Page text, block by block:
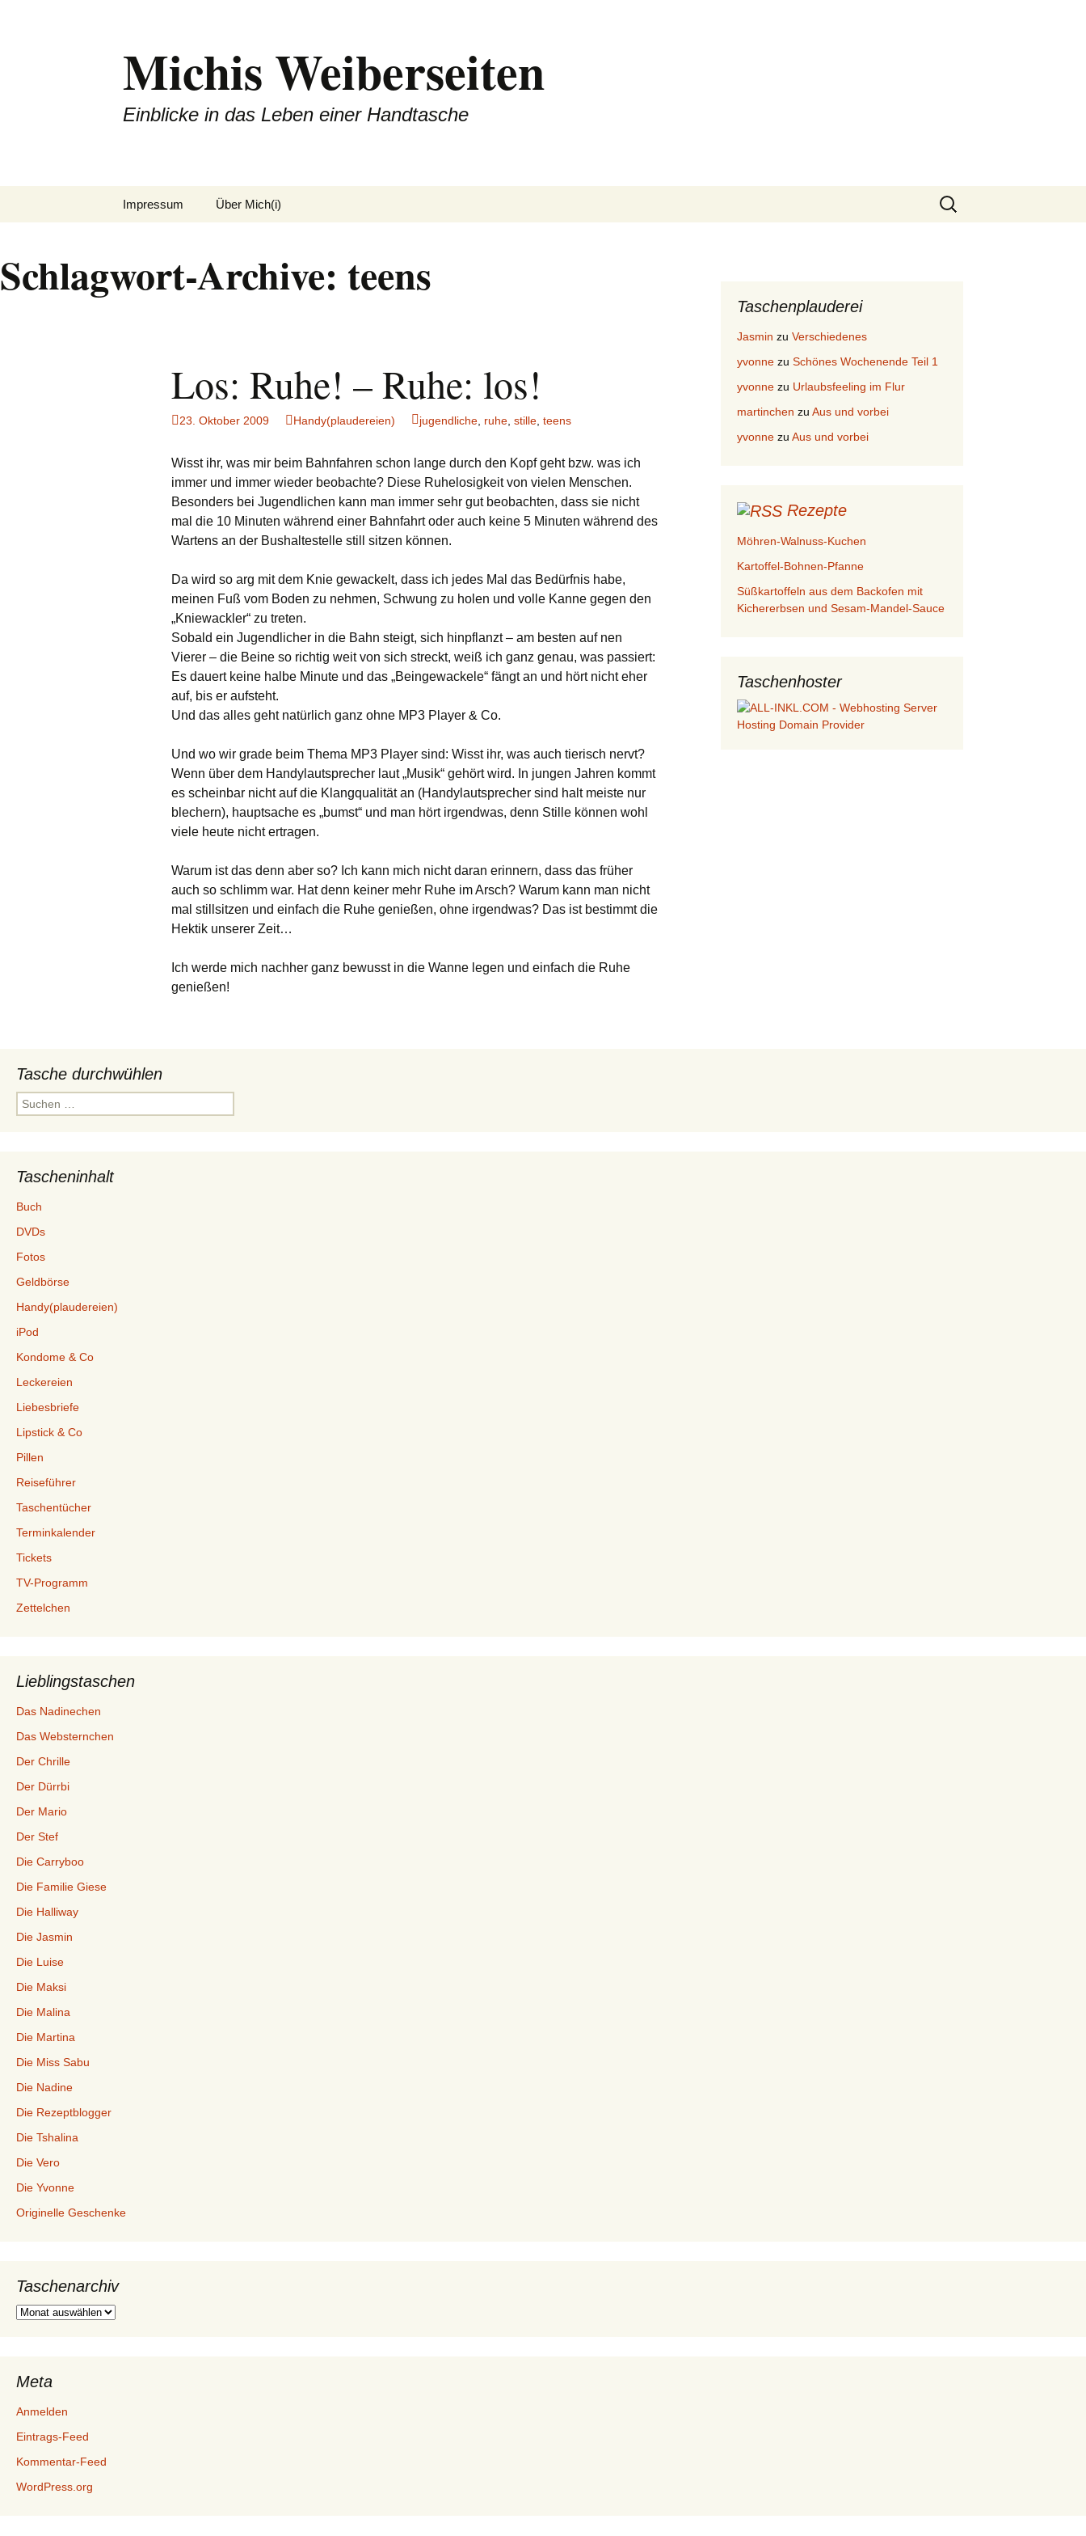
Michis Weiberseiten
Einblicke in das Leben einer Handtasche
Impressum Über Mich(i)
Suchen
nach:
Schlagwort-Archive: teens
Los: Ruhe! – Ruhe: los!
23. Oktober 2009 Handy(plaudereien) jugendliche ruhe stille teens
Wisst ihr, was mir beim Bahnfahren schon lange durch den Kopf geht bzw. was ich
immer und immer wieder beobachte? Diese Ruhelosigkeit von vielen Menschen.
Besonders bei Jugendlichen kann man immer sehr gut beobachten, dass sie nicht
mal die 10 Minuten während einer Bahnfahrt oder auch keine 5 Minuten während des
Wartens an der Bushaltestelle still sitzen können.
Da wird so arg mit dem Knie gewackelt, dass ich jedes Mal das Bedürfnis habe,
meinen Fuß vom Boden zu nehmen, Schwung zu holen und volle Kanne gegen den
„Kniewackler“ zu treten.
Sobald ein Jugendlicher in die Bahn steigt, sich hinpflanzt – am besten auf nen
Vierer – die Beine so richtig weit von sich streckt, weiß ich ganz genau, was passiert:
Es dauert keine halbe Minute und das „Beingewackele“ fängt an und hört nicht eher
auf, bis er aufsteht.
Und das alles geht natürlich ganz ohne MP3 Player & Co.
Und wo wir grade beim Thema MP3 Player sind: Wisst ihr, was auch tierisch nervt?
Wenn über dem Handylautsprecher laut „Musik“ gehört wird. In jungen Jahren kommt
es scheinbar nicht auf die Klangqualität an (Handylautsprecher sind halt meiste nur
blechern), hauptsache es „bumst“ und man hört irgendwas, denn Stille können wohl
viele heute nicht ertragen.
Warum ist das denn aber so? Ich kann mich nicht daran erinnern, dass das früher
auch so schlimm war. Hat denn keiner mehr Ruhe im Arsch? Warum kann man nicht
mal stillsitzen und einfach die Ruhe genießen, ohne irgendwas? Das ist bestimmt die
Hektik unserer Zeit…
Ich werde mich nachher ganz bewusst in die Wanne legen und einfach die Ruhe
genießen!
Taschenplauderei
Jasmin zu Verschiedenes
yvonne zu Schönes Wochenende Teil 1
yvonne zu Urlaubsfeeling im Flur
martinchen zu Aus und vorbei
yvonne zu Aus und vorbei
Rezepte
Möhren-Walnuss-Kuchen
Kartoffel-Bohnen-Pfanne
Süßkartoffeln aus dem Backofen mit
Kichererbsen und Sesam-Mandel-Sauce
Taschenhoster
Tasche durchwühlen
Suchen
nach:
Tascheninhalt
Buch
DVDs
Fotos
Geldbörse
Handy(plaudereien)
iPod
Kondome & Co
Leckereien
Liebesbriefe
Lipstick & Co
Pillen
Reiseführer
Taschentücher
Terminkalender
Tickets
TV-Programm
Zettelchen
Lieblingstaschen
Das Nadinechen
Das Websternchen
Der Chrille
Der Dürrbi
Der Mario
Der Stef
Die Carryboo
Die Familie Giese
Die Halliway
Die Jasmin
Die Luise
Die Maksi
Die Malina
Die Martina
Die Miss Sabu
Die Nadine
Die Rezeptblogger
Die Tshalina
Die Vero
Die Yvonne
Originelle Geschenke
Taschenarchiv
Taschenarchiv
Meta
Anmelden
Eintrags-Feed
Kommentar-Feed
WordPress.org